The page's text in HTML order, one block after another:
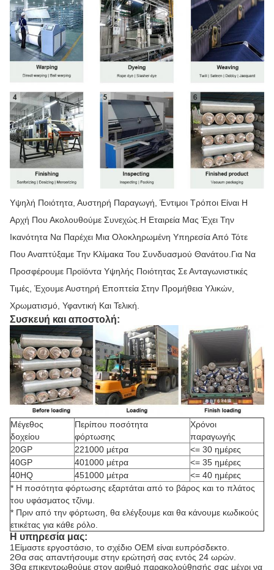
Υψηλή Ποιότητα, Αυστηρή Παραγωγή, Έντιμοι Τρόποι Είναι Η
Αρχή Που Ακολουθούμε Συνεχώς.Η Εταιρεία Μας Έχει Την
Ικανότητα Να Παρέχει Μια Ολοκληρωμένη Υπηρεσία Από Τότε
Που Αναπτύξαμε Την Κλίμακα Του Συνδυασμού Θανάτου.Για Να
Προσφέρουμε Προϊόντα Υψηλής Ποιότητας Σε Ανταγωνιστικές
Τιμές, Έχουμε Αυστηρή Εποπτεία Στην Προμήθεια Υλικών,
Χρωματισμό, Υφαντική Και Τελική.
Συσκευή και αποστολή:
Μέγεθος
δοχείου
Περίπου ποσότητα
φόρτωσης
Χρόνοι
παραγωγής
20GP
221000 μέτρα
<= 30 ημέρες
40GP
401000 μέτρα
<= 35 ημέρες
40HQ
451000 μέτρα
<= 40 ημέρες
* Η ποσότητα φόρτωσης εξαρτάται από το βάρος και το πλάτος
του υφάσματος τζίνιμ.
* Πριν από την φόρτωση, θα ελέγξουμε και θα κάνουμε κωδικούς
ετικέτας για κάθε ρόλο.
Η υπηρεσία μας:
1Είμαστε εργοστάσιο, το σχέδιο OEM είναι ευπρόσδεκτο.
2Θα σας απαντήσουμε στην ερώτησή σας εντός 24 ωρών.
3Θα επικεντρωθούμε στον αριθμό παρακολούθησής σας μέχρι να